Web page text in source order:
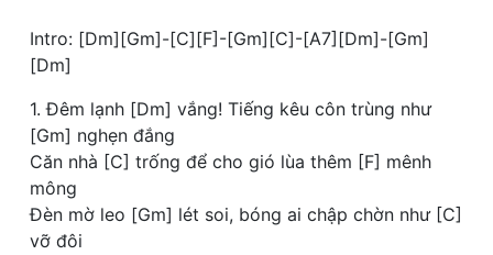
Intro: [Dm][Gm]-[C][F]-[Gm][C]-[A7][Dm]-[Gm]
[Dm]
1. Đêm lạnh [Dm] vắng! Tiếng kêu côn trùng như
[Gm] nghẹn đắng
Căn nhà [C] trống để cho gió lùa thêm [F] mênh
mông
Đèn mờ leo [Gm] lét soi, bóng ai chập chờn như [C]
vỡ đôi